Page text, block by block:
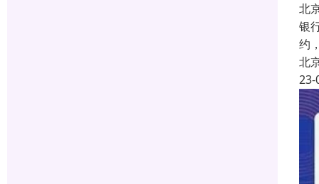
北
银
约
北
23-